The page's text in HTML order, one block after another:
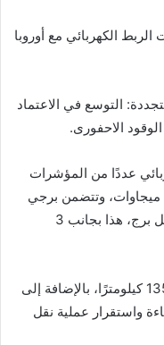
الكهربائي مع أوروبا
التوسع في الاعتماد
الاحفورى.
عددًا من المؤشرات
البارزة، حيث تصل قدرته الإجمالية 3000 ميجاوات، وتتضمن برجي
عبور لقناة السويس بارتفاع 205 أمتار لكل برج، هذا بجانب 3
10- وتصل خطوط الربط الهوائية لنحو 1350 كيلومترًا، بالإضافة إلى
واستقرار عملية نقل